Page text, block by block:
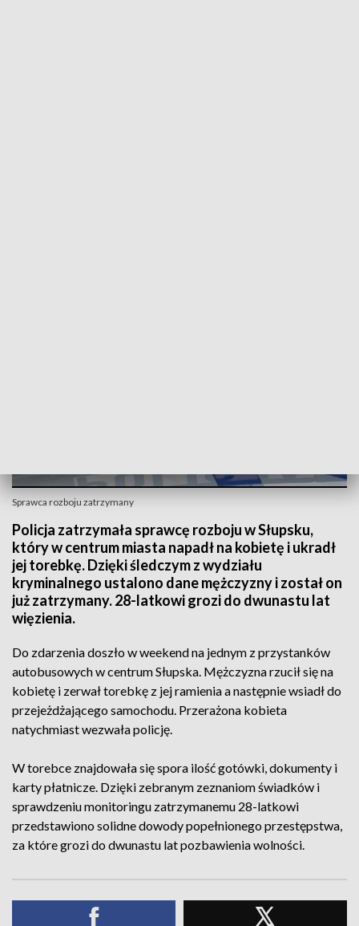
Sprawca rozboju zatrzymany
Policja zatrzymała sprawcę rozboju w Słupsku,
który w centrum miasta napadł na kobietę i ukradł
jej torebkę. Dzięki śledczym z wydziału
kryminalnego ustalono dane mężczyzny i został on
już zatrzymany. 28-latkowi grozi do dwunastu lat
więzienia.
Do zdarzenia doszło w weekend na jednym z przystanków
autobusowych w centrum Słupska. Mężczyzna rzucił się na
kobietę i zerwał torebkę z jej ramienia a następnie wsiadł do
przejeżdżającego samochodu. Przerażona kobieta
natychmiast wezwała policję.
W torebce znajdowała się spora ilość gotówki, dokumenty i
karty płatnicze. Dzięki zebranym zeznaniom świadków i
sprawdzeniu monitoringu zatrzymanemu 28-latkowi
przedstawiono solidne dowody popełnionego przestępstwa,
za które grozi do dwunastu lat pozbawienia wolności.